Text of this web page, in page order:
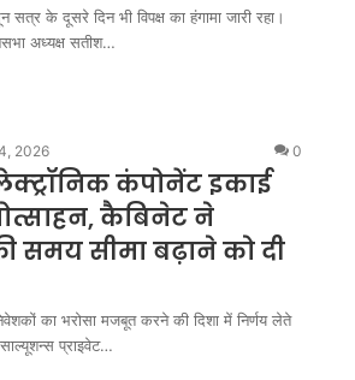
सत्र के दूसरे दिन भी विपक्ष का हंगामा जारी रहा।
अध्यक्ष सतीश…
2026 0
कंपोनेंट इकाई
कैबिनेट ने
समय सीमा बढ़ाने को दी
का भरोसा मजबूत करने की दिशा में निर्णय लेते
प्राइवेट…